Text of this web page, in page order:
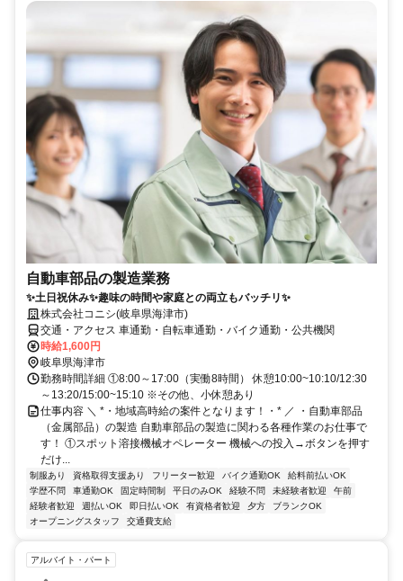
自動車部品の製造業務
✨土日祝休み✨趣味の時間や家庭との両立もバッチリ✨
株式会社コニシ(岐阜県海津市)
交通・アクセス 車通勤・自転車通勤・バイク通勤・公共機関
時給1,600円
岐阜県海津市
勤務時間詳細 ①8:00～17:00（実働8時間） 休憩10:00~10:10/12:30
～13:20/15:00~15:10 ※その他、小休憩あり
仕事内容 ＼ *・地域高時給の案件となります！・* ／ ・自動車部品
（金属部品）の製造 自動車部品の製造に関わる各種作業のお仕事で
す！ ①スポット溶接機械オペレーター 機械への投入→ボタンを押す
だけ...
制服あり 資格取得支援あり フリーター歓迎 バイク通勤OK
給料前払いOK
学歴不問
車通勤OK 固定時間制 平日のみOK 経験不問 未経験者歓迎
午前
経験者歓迎
週払いOK 即日払いOK 有資格者歓迎 夕方
ブランクOK
オープニングスタッフ
交通費支給
アルバイト・パート